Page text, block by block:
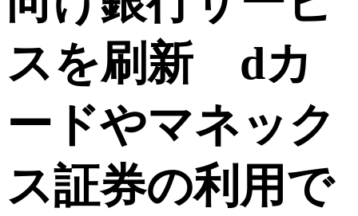
スを刷新 dカ
ードやマネック
ス証券の利用で